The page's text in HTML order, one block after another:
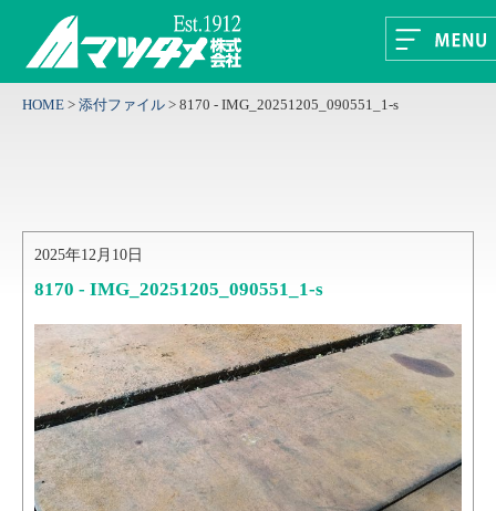
HOME > 添付ファイル > 8170 - IMG_20251205_090551_1-s
2025年12月10日
8170 - IMG_20251205_090551_1-s